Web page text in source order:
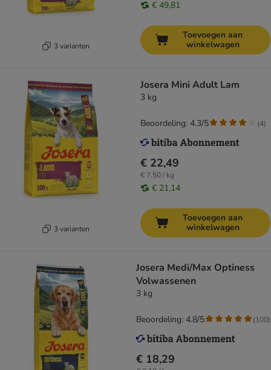
3 varianten
€ 49,81
Toevoegen aan
winkelwagen
3 varianten
Josera Mini Adult Lam
3 kg
€ 22,49
€ 7,50 / kg
€ 21,14
Beoordeling: 4.3/5 (4)
Toevoegen aan
winkelwagen
Josera Medi/Max Optiness
Volwassenen
3 kg
€ 18,29
Beoordeling: 4.8/5 (100)